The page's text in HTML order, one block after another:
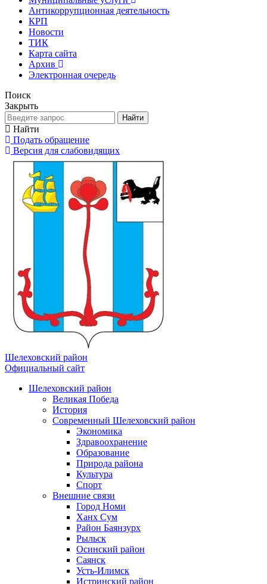
Антикоррупционная деятельность
КРП
Новости
ТИК
Карта сайта
Архив
Электронная очередь
Поиск
Закрыть
Найти
Найти
Подать обращение
Версия для слабовидящих
Шелеховский район
Официальный сайт
Шелеховский район
Великая Победа
История
Современный Шелеховский район
Экономика
Здравоохранение
Образование
Природа района
Культура
Спорт
Внешние связи
Город Номи
Ханх Сум
Район Баянзурх
Рыльск
Осинский район
Саянск
Усть-Илимск
Истринский район